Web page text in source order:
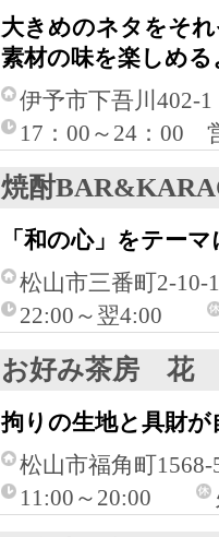
大きめのネタをそ
素材の味を楽しめ
伊予市下吾川402-1
17：00～24：00
焼酎
「和の心」をテー
松山市三番町2-
22:00～翌4:00
お好み茶房 花
拘りの生地と具財
松山市福角町1568-
11:00～20:00